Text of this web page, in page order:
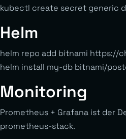
kubectl create secret generic
Helm
helm repo add bitnami https://
helm install my-db bitnami/
Monitoring
Prometheus + Grafana ist der
prometheus-stack.